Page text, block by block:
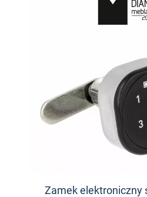
Zamek elektroniczny